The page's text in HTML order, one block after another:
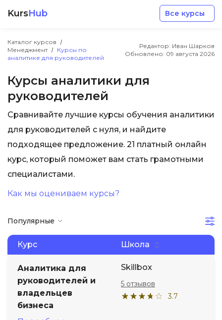
KursHub Все курсы
Каталог курсов
Менеджмент
Курсы по
аналитике для руководителей
Редактор: Иван Шарков
Обновлено: 09 августа 2026
Курсы аналитики для
руководителей
Сравнивайте лучшие курсы обучения аналитики
для руководителей с нуля, и найдите
подходящее предложение. 21 платный онлайн
курс, который поможет вам стать грамотными
специалистами.
Как мы оцениваем курсы?
Популярные
Курс Школа
Аналитика для
руководителей и
владельцев
бизнеса
Skillbox
3.7
5 отзывов
Маркетинг
Дизайн
Аналитика
Менеджмент
Иностранные языки
Soft Skills
ДПО